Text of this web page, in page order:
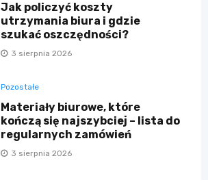
Jak policzyć koszty
utrzymania biura i gdzie
szukać oszczędności?
3 sierpnia 2026
Pozostałe
Materiały biurowe, które
kończą się najszybciej – lista do
regularnych zamówień
3 sierpnia 2026